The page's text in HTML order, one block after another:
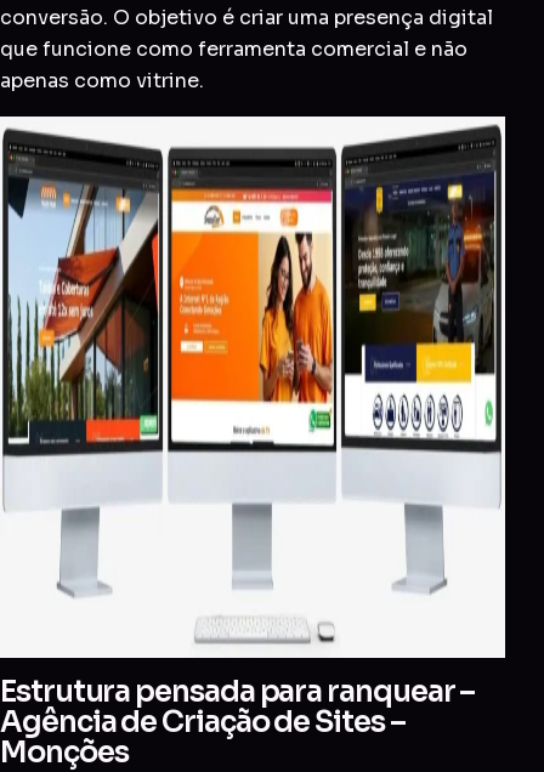
conversão. O objetivo é criar uma presença digital
que funcione como ferramenta comercial e não
apenas como vitrine.
Estrutura pensada para ranquear –
Agência de Criação de Sites –
Monções